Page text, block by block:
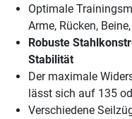
Optimale
Arme, Rücken,
Robuste
Stabilität
Der maximale
lässt sich auf 135
Verschiedene